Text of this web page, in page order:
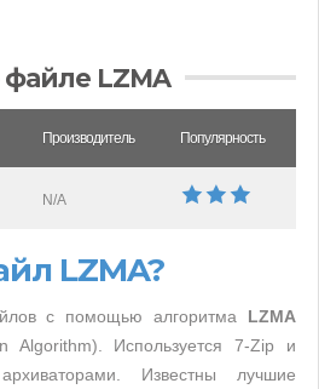
LZMA
Производитель Популярность
N/A
LZMA?
с помощью алгоритма LZMA
Algorithm). Используется 7-Zip и
Известны лучшие